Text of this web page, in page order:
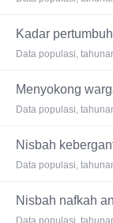
Kadar
Data populasi,
Menyokong
Data populasi,
Nisbah
Data populasi,
Nisbah nafkah
Data populasi,